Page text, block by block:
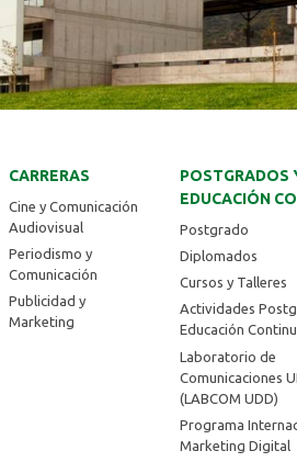
CARRERAS
Cine y Comunicación
Audiovisual
Periodismo y
Comunicación
Publicidad y
Marketing
POSTGRADOS
EDUCACIÓN
Postgrado
Diplomados
Cursos y Talleres
Actividades
Educación
Laboratorio de
Comunicaciones
(LABCOM UDD)
Programa
Marketing Digital